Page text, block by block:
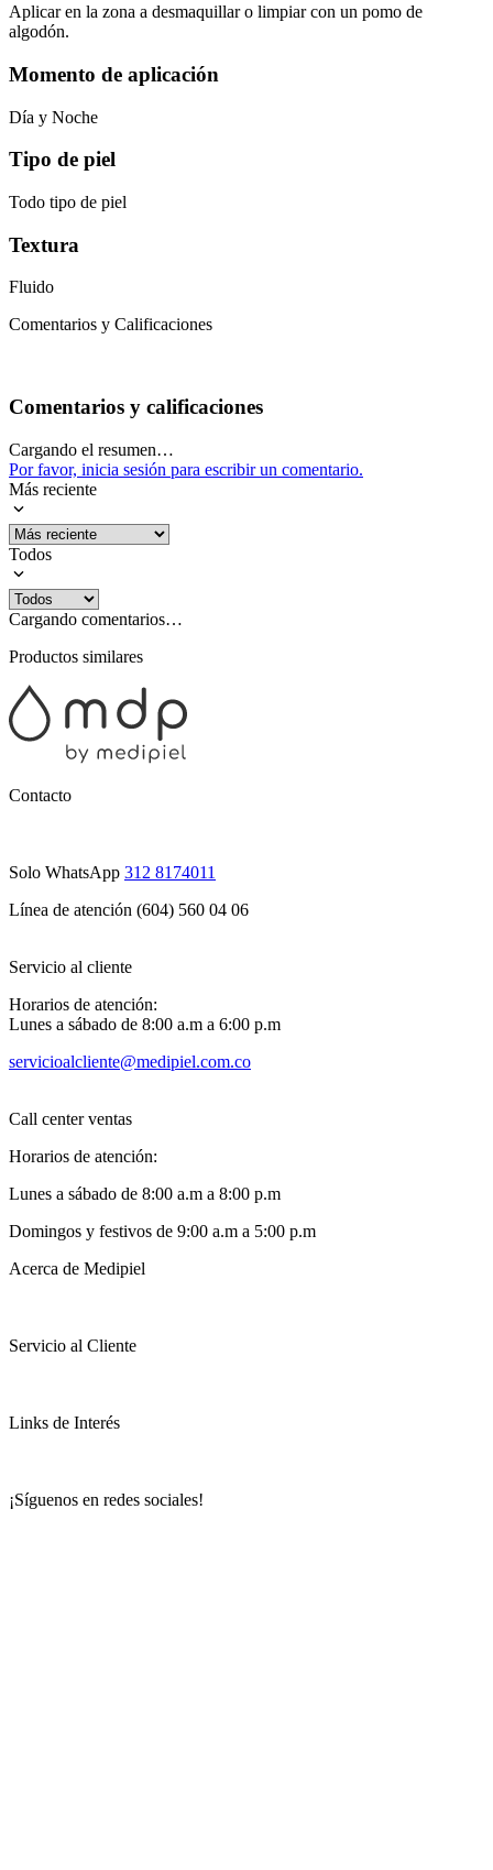
Aplicar en la zona a desmaquillar o limpiar con un pomo de
algodón.
Momento de aplicación
Día y Noche
Tipo de piel
Todo tipo de piel
Textura
Fluido
Comentarios y Calificaciones
Comentarios y calificaciones
Cargando el resumen…
Por favor, inicia sesión para escribir un comentario.
Más reciente
Todos
Cargando comentarios…
Productos similares
Contacto
Solo WhatsApp 312 8174011
Línea de atención (604) 560 04 06
Servicio al cliente
Horarios de atención:
Lunes a sábado de 8:00 a.m a 6:00 p.m
servicioalcliente@medipiel.com.co
Call center ventas
Horarios de atención:
Lunes a sábado de 8:00 a.m a 8:00 p.m
Domingos y festivos de 9:00 a.m a 5:00 p.m
Acerca de Medipiel
Servicio al Cliente
Links de Interés
¡Síguenos en redes sociales!